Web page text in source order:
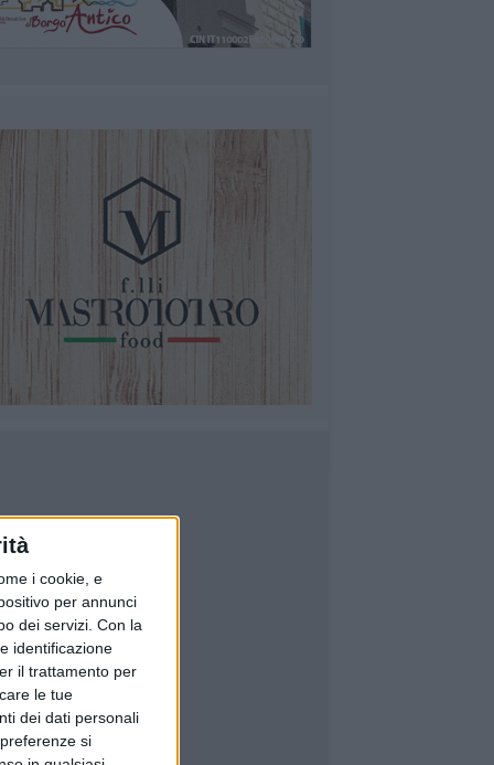
i cookie, e
per annunci
dei servizi. Con la
identificazione
il trattamento per
le tue
dei dati personali
si